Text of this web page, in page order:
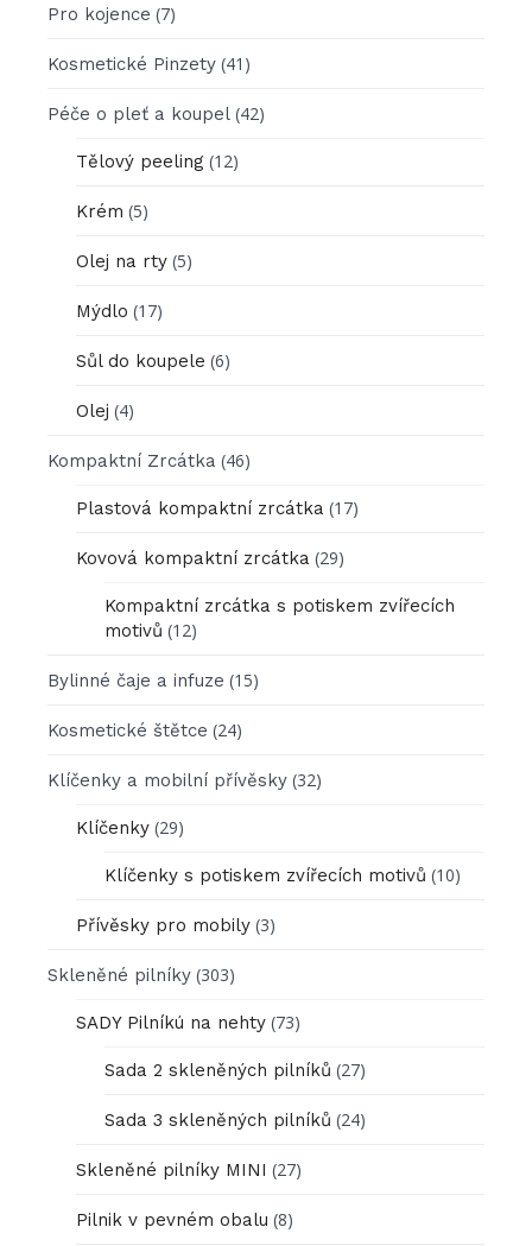
Pro kojence (7)
Kosmetické Pinzety (41)
Péče o pleť a koupel (42)
Tělový peeling (12)
Krém (5)
Olej na rty (5)
Mýdlo (17)
Sůl do koupele (6)
Olej (4)
Kompaktní Zrcátka (46)
Plastová kompaktní zrcátka (17)
Kovová kompaktní zrcátka (29)
Kompaktní zrcátka s potiskem zvířecích
motivů (12)
Bylinné čaje a infuze (15)
Kosmetické štětce (24)
Klíčenky a mobilní přívěsky (32)
Klíčenky (29)
Klíčenky s potiskem zvířecích motivů (10)
Přívěsky pro mobily (3)
Skleněné pilníky (303)
SADY Pilníkú na nehty (73)
Sada 2 skleněných pilníků (27)
Sada 3 skleněných pilníků (24)
Skleněné pilníky MINI (27)
Pilnik v pevném obalu (8)